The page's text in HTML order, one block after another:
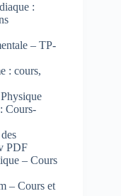
:
– TP-
: cours,
Physique
Cours-
PDF
– Cours
– Cours et